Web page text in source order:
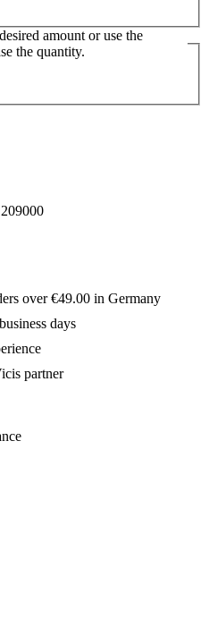
amount or use the
the quantity.
209000
over €49.00 in Germany
days
partner